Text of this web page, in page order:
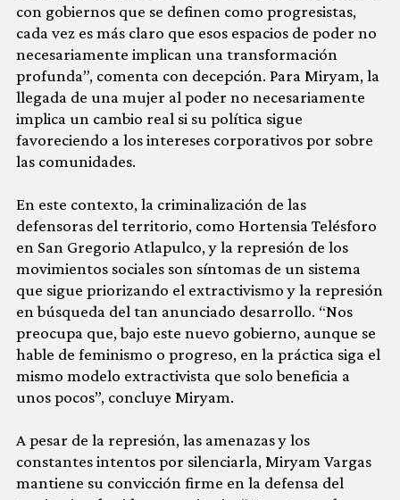
con gobiernos que se definen como progresistas,
cada vez es más claro que esos espacios de poder no
necesariamente implican una transformación
profunda”, comenta con decepción. Para Miryam, la
llegada de una mujer al poder no necesariamente
implica un cambio real si su política sigue
favoreciendo a los intereses corporativos por sobre
las comunidades.
En este contexto, la criminalización de las
defensoras del territorio, como Hortensia Telésforo
en San Gregorio Atlapulco, y la represión de los
movimientos sociales son síntomas de un sistema
que sigue priorizando el extractivismo y la represión
en búsqueda del tan anunciado desarrollo. “Nos
preocupa que, bajo este nuevo gobierno, aunque se
hable de feminismo o progreso, en la práctica siga el
mismo modelo extractivista que solo beneficia a
unos pocos”, concluye Miryam.
A pesar de la represión, las amenazas y los
constantes intentos por silenciarla, Miryam Vargas
mantiene su convicción firme en la defensa del